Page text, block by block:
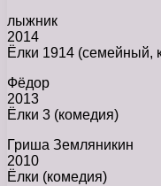
лыжник
2014
Ёлки 1914 (семейный,
Фёдор
2013
Ёлки 3 (комедия)
Гриша Земляникин
2010
Ёлки (комедия)